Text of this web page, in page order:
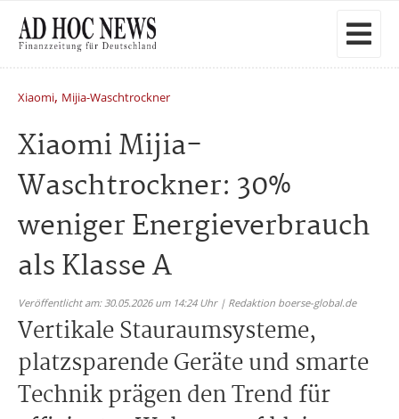
Xiaomi, Mijia-Waschtrockner
Xiaomi Mijia-
Waschtrockner: 30%
weniger Energieverbrauch
als Klasse A
Veröffentlicht am: 30.05.2026 um 14:24 Uhr | Redaktion boerse-global.de
Vertikale Stauraumsysteme,
platzsparende Geräte und smarte
Technik prägen den Trend für